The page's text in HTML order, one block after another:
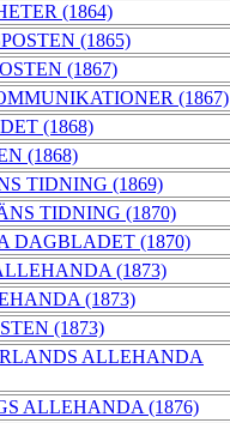
(1864)
(1865)
(1867)
(1867)
(1868)
(1868)
TIDNING (1869)
TIDNING (1870)
DAGBLADET (1870)
(1873)
(1873)
(1873)
ALLEHANDA
ALLEHANDA (1876)